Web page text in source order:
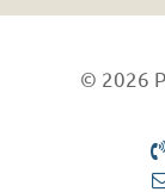
© 2026